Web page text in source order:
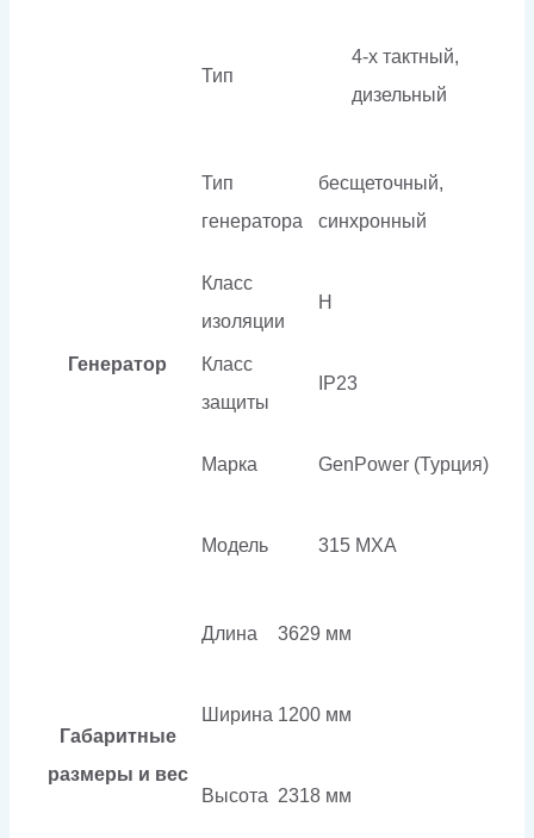
Тип
4-х тактный,
дизельный
Генератор
Тип
генератора
бесщеточный,
синхронный
Класс
изоляции
H
Класс
защиты
IP23
Марка GenPower (Турция)
Модель 315 MXA
Габаритные
размеры и вес
Длина 3629 мм
Ширина 1200 мм
Высота 2318 мм